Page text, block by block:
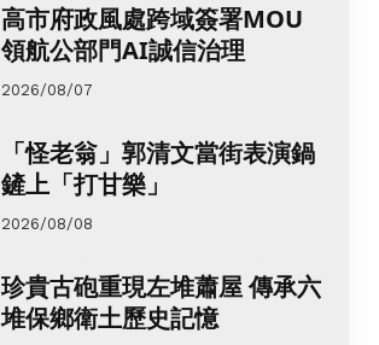
高市府政風處跨域簽署MOU
領航公部門AI誠信治理
2026/08/07
「怪老翁」郭清文當街表演鍋
鏟上「打甘樂」
2026/08/08
珍貴古砲重現左堆蕭屋 傳承六
堆保鄉衛土歷史記憶